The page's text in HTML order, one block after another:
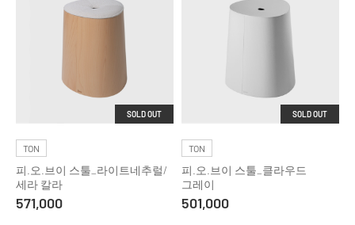
SOLD OUT
TON
피.오.브이 스툴_라이트네추럴/
세라 칼라
571,000
SOLD OUT
TON
피.오.브이 스툴_클라우드
그레이
501,000